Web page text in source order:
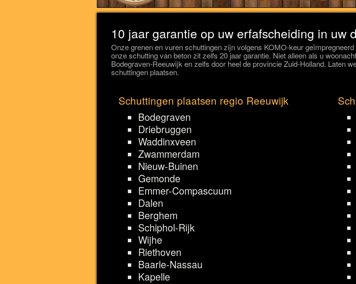
10 jaar garantie op uw erfafscheiding in uw
Onze grenen en vuren schuttingen zijn volgens KOMO-keur
onze schutting van beton zit zelfs 20 jaar garantie. Niet alleen als u
Bodegraven-Reeuwijk en zelfs door heel de provincie Zuid-Holland. Laten
schuttingen plaatsen.
Schuttingen plaatsen regio Reeuwijk
Bodegraven
Driebruggen
Waddinxveen
Zwammerdam
Nieuw-Buinen
Gemonde
Emmer-Compascuum
Dalen
Berghem
Schiphol-Rijk
Wijhe
Riethoven
Baarle-Nassau
Kapelle